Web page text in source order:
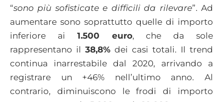
“sono più sofisticate e difficili da rilevare”. Ad
aumentare sono soprattutto quelle di importo
inferiore ai 1.500 euro, che da sole
rappresentano il 38,8% dei casi totali. Il trend
continua inarrestabile dal 2020, arrivando a
registrare un +46% nell’ultimo anno. Al
contrario, diminuiscono le frodi di importo